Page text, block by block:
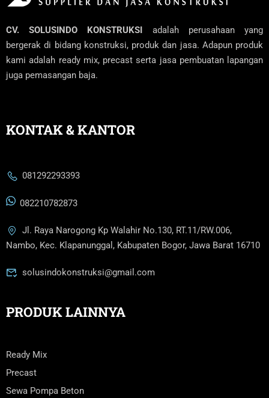
CV. SOLUSINDO KONSTRUKSI adalah perusahaan yang
bergerak di bidang konstruksi, produk dan jasa. Adapun produk
kami adalah ready mix, precast serta jasa pembuatan lapangan
juga pemasangan baja.
KONTAK & KANTOR
081292293393
082210782873
Jl. Raya Narogong Kp Walahir No.130, RT.11/RW.006,
Nambo, Kec. Klapanunggal, Kabupaten Bogor, Jawa Barat 16710
solusindokonstruksi@gmail.com
PRODUK LAINNYA
Ready Mix
Precast
Sewa Pompa Beton